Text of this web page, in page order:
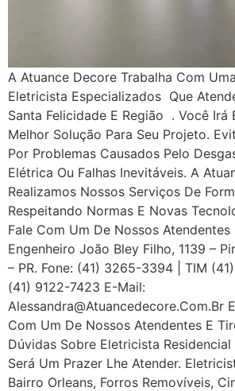
A Atuance Decore Trabalha Com
Eletricista Especializados Que
Santa Felicidade E Região . Você Irá
Melhor Solução Para Seu Projeto.
Por Problemas Causados Pelo
Elétrica Ou Falhas Inevitáveis. A
Realizamos Nossos Serviços De
Respeitando Normas E Novas
Fale Com Um De Nossos Atendentes
Engenheiro João Bley Filho, 1139 –
– PR. Fone: (41) 3265-3394 | TIM
(41) 9122-7423 E-Mail:
Alessandra@atuancedecore.com.br
Com Um De Nossos Atendentes E
Dúvidas Sobre Eletricista Residencial
Será Um Prazer Lhe Atender.
Bairro Orleans, Forros Removíveis,